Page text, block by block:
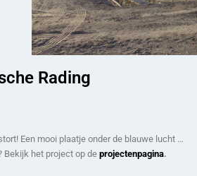
Rading
Een mooi plaatje onder de blauwe lucht …
Bekijk het project op de projectenpagina.